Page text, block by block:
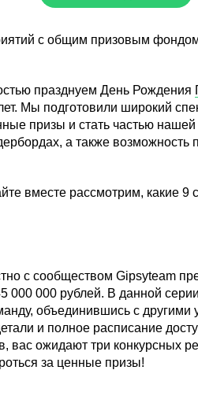
с общим призовым
празднуем День Рождения
Мы подготовили широкий
призы и стать частью
а также возможность
вместе рассмотрим, какие
с сообществом Gipsyteam
000 рублей. В данной
объединившись с другими
и полное расписание
вас ожидают три конкурсных
за ценные призы!